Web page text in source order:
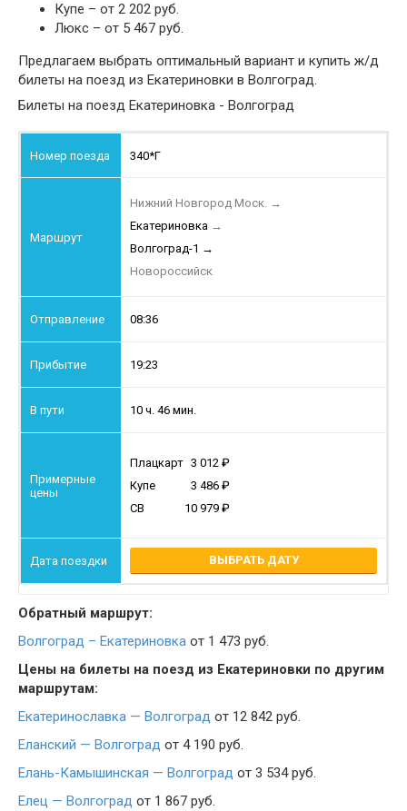
Купе – от 2 202 руб.
Люкс – от 5 467 руб.
Предлагаем выбрать оптимальный вариант и купить ж/д
билеты на поезд из Екатериновки в Волгоград.
Билеты на поезд Екатериновка - Волгоград
340*Г
Нижний Новгород Моск. →
Екатериновка →
Волгоград-1 →
Новороссийск
08:36
19:23
10 ч. 46 мин.
Плацкарт 3 012
Купе
3 486
СВ
10 979
ВЫБРАТЬ ДАТУ
Обратный маршрут:
Волгоград – Екатериновка от 1 473 руб.
Цены на билеты на поезд из Екатериновки по другим
маршрутам:
Екатеринославка — Волгоград от 12 842 руб.
Еланский — Волгоград от 4 190 руб.
Елань-Камышинская — Волгоград от 3 534 руб.
Елец — Волгоград от 1 867 руб.